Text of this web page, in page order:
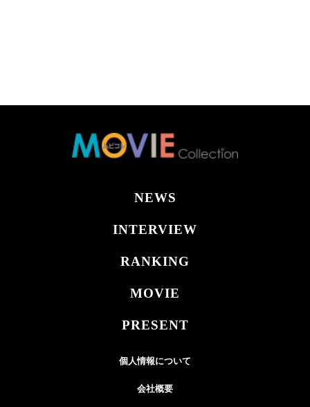
NEWS
INTERVIEW
RANKING
MOVIE
PRESENT
個人情報について
会社概要